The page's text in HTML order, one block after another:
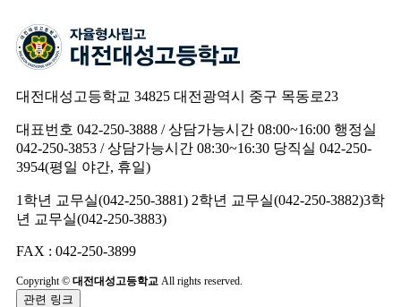
대전대성고등학교 34825 대전광역시 중구 목동로23
대표번호 042-250-3888 / 상담가능시간 08:00~16:00 행정실
042-250-3853 / 상담가능시간 08:30~16:30 당직실 042-250-
3954(평일 야간, 휴일)
1학년 교무실(042-250-3881) 2학년 교무실(042-250-3882)3학
년 교무실(042-250-3883)
FAX : 042-250-3899
Copyright © 대전대성고등학교 All rights reserved.
관련 링크